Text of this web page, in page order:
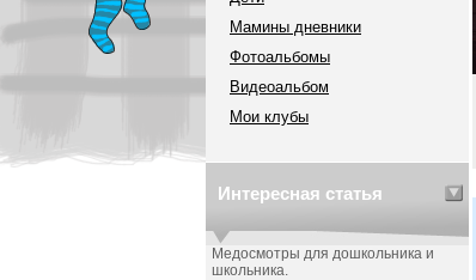
Мамины дневники
Фотоальбомы
Видеоальбом
Мои клубы
Интересная статья
Медосмотры для дошкольника и
школьника.